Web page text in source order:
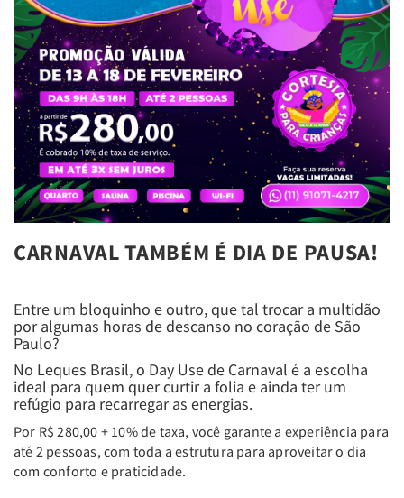
CARNAVAL TAMBÉM É DIA DE PAUSA!
Entre um bloquinho e outro, que tal trocar a multidão
por algumas horas de descanso no coração de São
Paulo?
No Leques Brasil, o Day Use de Carnaval é a escolha
ideal para quem quer curtir a folia e ainda ter um
refúgio para recarregar as energias.
Por R$ 280,00 + 10% de taxa, você garante a experiência para
até 2 pessoas, com toda a estrutura para aproveitar o dia
com conforto e praticidade.